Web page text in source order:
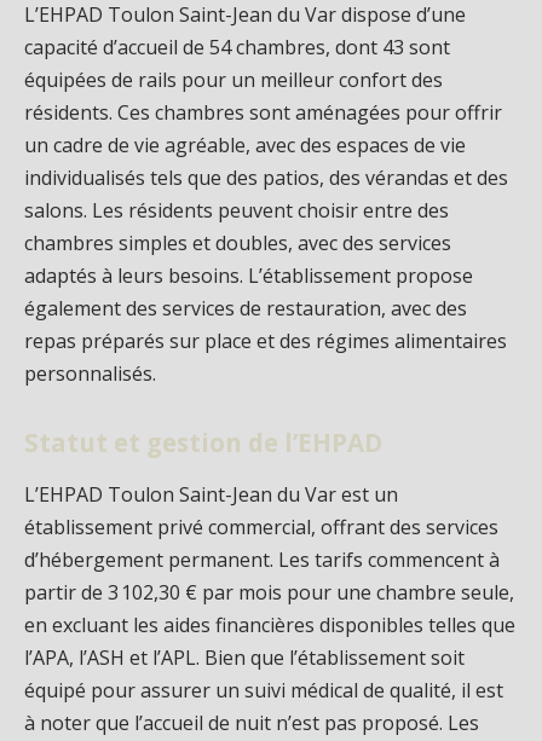
L’EHPAD Toulon Saint-Jean du Var dispose d’une
capacité d’accueil de 54 chambres, dont 43 sont
équipées de rails pour un meilleur confort des
résidents. Ces chambres sont aménagées pour offrir
un cadre de vie agréable, avec des espaces de vie
individualisés tels que des patios, des vérandas et des
salons. Les résidents peuvent choisir entre des
chambres simples et doubles, avec des services
adaptés à leurs besoins. L’établissement propose
également des services de restauration, avec des
repas préparés sur place et des régimes alimentaires
personnalisés.
Statut et gestion de l’EHPAD
L’EHPAD Toulon Saint-Jean du Var est un
établissement privé commercial, offrant des services
d’hébergement permanent. Les tarifs commencent à
partir de 3 102,30 € par mois pour une chambre seule,
en excluant les aides financières disponibles telles que
l’APA, l’ASH et l’APL. Bien que l’établissement soit
équipé pour assurer un suivi médical de qualité, il est
à noter que l’accueil de nuit n’est pas proposé. Les